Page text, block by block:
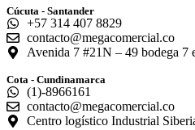
Cúcuta - Santander
+57 314 407 8829
contacto@megacomercial.co
Avenida 7 #21N – 49 bodega 7
Cota - Cundinamarca
(1)-8966161
contacto@megacomercial.co
Centro logístico Industrial